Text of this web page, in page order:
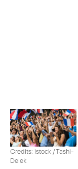
Credits: istock / Tashi-
Delek